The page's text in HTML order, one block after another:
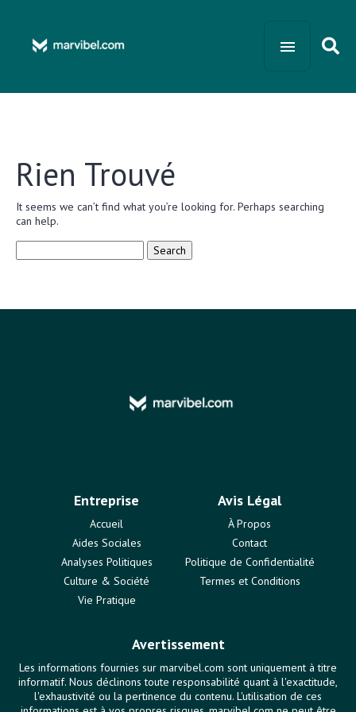
Rien Trouvé
It seems we can’t find what you’re looking for. Perhaps searching
can help.
Entreprise
Accueil
Aides Sociales
Analyses Politiques
Culture & Société
Vie Pratique
Avis Légal
À Propos
Contact
Politique de Confidentialité
Termes et Conditions
Avertissement
Les informations fournies sur marvibel.com sont uniquement à titre
informatif. Nous déclinons toute responsabilité quant à l'exactitude,
l'exhaustivité ou la pertinence du contenu. L'utilisation de ces